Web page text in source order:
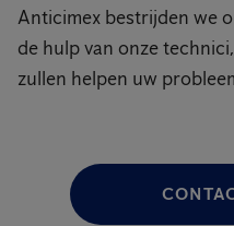
Anticimex bestrijden we
de hulp van onze
zullen helpen uw